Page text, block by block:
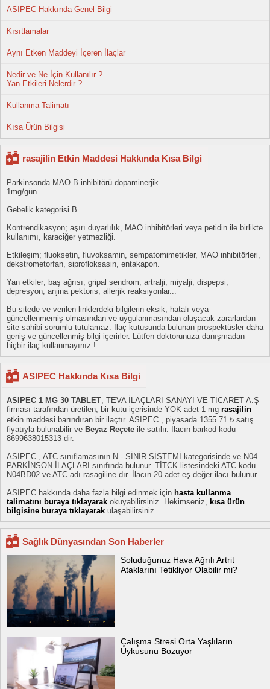
ASIPEC Hakkında Genel Bilgi
Kısıtlamalar
Aynı Etken Maddeyi İçeren İlaçlar
Nedir ve Ne İçin Kullanılır ?
Yan Etkileri Nelerdir ?
Kullanma Talimatı
Kısa Ürün Bilgisi
rasajilin Etkin Maddesi Hakkında Kısa Bilgi
Parkinsonda MAO B inhibitörü dopaminerjik.
1mg/gün.
Gebelik kategorisi B.
Kontrendikasyon; aşırı duyarlılık, MAO inhibitörleri veya petidin ile birlikte
kullanımı, karaciğer yetmezliği.
Etkileşim; fluoksetin, fluvoksamin, sempatomimetikler, MAO inhibitörleri,
dekstrometorfan, siprofloksasin, entakapon.
Yan etkiler; baş ağrısı, gripal sendrom, artralji, miyalji, dispepsi,
depresyon, anjina pektoris, allerjik reaksiyonlar...
Bu sitede ve verilen linklerdeki bilgilerin eksik, hatalı veya
güncellenmemiş olmasından ve uygulanmasından oluşacak zararlardan
site sahibi sorumlu tutulamaz. İlaç kutusunda bulunan prospektüsler daha
geniş ve güncellenmiş bilgi içerirler. Lütfen doktorunuza danışmadan
hiçbir ilaç kullanmayınız !
ASIPEC Hakkında Kısa Bilgi
ASIPEC 1 MG 30 TABLET, TEVA İLAÇLARI SANAYİ VE TİCARET A.Ş
firması tarafından üretilen, bir kutu içerisinde YOK adet 1 mg rasajilin
etkin maddesi barındıran bir ilaçtır. ASIPEC , piyasada 1355.71 ₺ satış
fiyatıyla bulunabilir ve Beyaz Reçete ile satılır. İlacın barkod kodu
8699638015313 dir.
ASIPEC , ATC sınıflamasının N - SİNİR SİSTEMİ kategorisinde ve N04
PARKİNSON İLAÇLARI sınıfında bulunur. TİTCK listesindeki ATC kodu
N04BD02 ve ATC adı rasagiline dır. İlacın 20 adet eş değer ilacı bulunur.
ASIPEC hakkında daha fazla bilgi edinmek için hasta kullanma
talimatını buraya tıklayarak okuyabilirsiniz. Hekimseniz, kısa ürün
bilgisine buraya tıklayarak ulaşabilirsiniz.
Sağlık Dünyasından Son Haberler
Soluduğunuz Hava Ağrılı Artrit
Ataklarını Tetikliyor Olabilir mi?
Çalışma Stresi Orta Yaşlıların
Uykusunu Bozuyor